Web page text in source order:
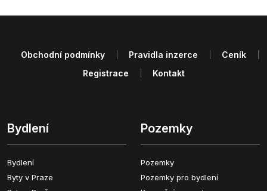
Bydlení
Bydlení
Byty v Praze
Pozemky
Pozemky
Pozemky pro bydlení
Obchodní podmínky Pravidla inzerce
Ceník
Registrace
Kontakt